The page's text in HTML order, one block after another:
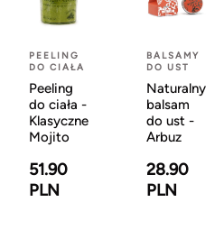
PEELING
DO CIAŁA
Peeling
do ciała -
Klasyczne
Mojito
51.90
PLN
BALSAMY
DO UST
Naturalny
balsam
do ust -
Arbuz
28.90
PLN